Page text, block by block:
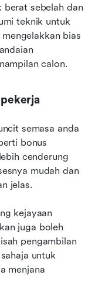
berat sebelah dan
teknik untuk
bias
calon.
semasa anda
bonus
cenderung
mudah dan
jelas.
kejayaan
juga boleh
pengambilan
untuk
menjana